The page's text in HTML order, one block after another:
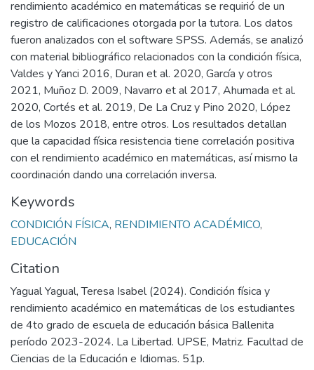
rendimiento académico en matemáticas se requirió de un
registro de calificaciones otorgada por la tutora. Los datos
fueron analizados con el software SPSS. Además, se analizó
con material bibliográfico relacionados con la condición física,
Valdes y Yanci 2016, Duran et al. 2020, García y otros
2021, Muñoz D. 2009, Navarro et al 2017, Ahumada et al.
2020, Cortés et al. 2019, De La Cruz y Pino 2020, López
de los Mozos 2018, entre otros. Los resultados detallan
que la capacidad física resistencia tiene correlación positiva
con el rendimiento académico en matemáticas, así mismo la
coordinación dando una correlación inversa.
Keywords
CONDICIÓN FÍSICA, RENDIMIENTO ACADÉMICO,
EDUCACIÓN
Citation
Yagual Yagual, Teresa Isabel (2024). Condición física y
rendimiento académico en matemáticas de los estudiantes
de 4to grado de escuela de educación básica Ballenita
período 2023-2024. La Libertad. UPSE, Matriz. Facultad de
Ciencias de la Educación e Idiomas. 51p.